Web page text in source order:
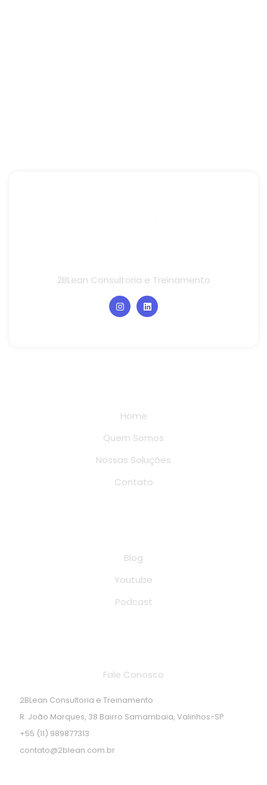
2BLean Consultoria e Treinamento
Home
Quem Somos
Nossas Soluções
Contato
Blog
Youtube
Podcast
Fale Conosco
2BLean Consultoria e Treinamento
R. João Marques, 38 Bairro Samambaia, Valinhos-SP
+55 (11) 989877313
contato@2blean.com.br